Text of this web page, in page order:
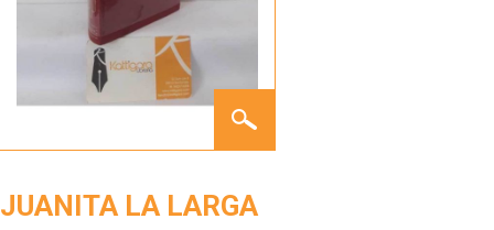
LA
JUANITA LA LARGA